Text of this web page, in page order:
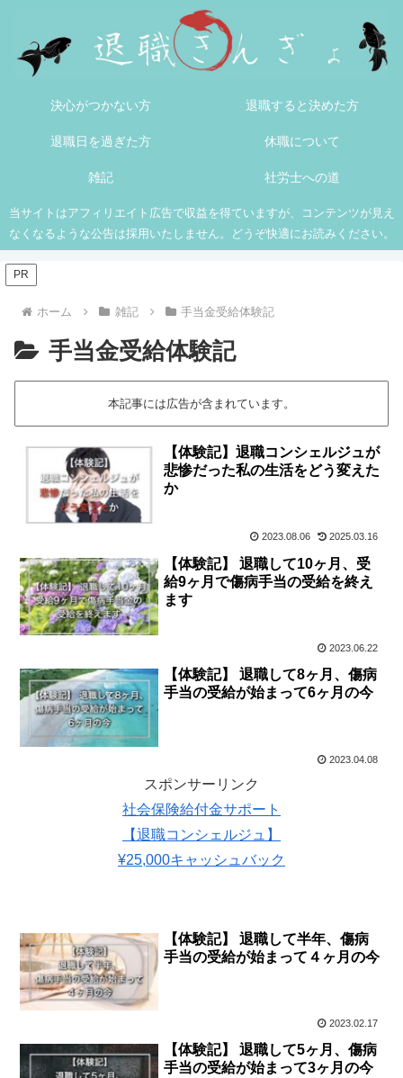
決心がつかない方 退職すると決めた方
退職日を過ぎた方 休職について
雑記 社労士への道
当サイトはアフィリエイト広告で収益を得ていますが、コンテンツが見え
なくなるような公告は採用いたしません。どうぞ快適にお読みください。
PR
ホーム 雑記 手当金受給体験記
手当金受給体験記
本記事には広告が含まれています。
【体験記】退職コンシェルジュが
悲惨だった私の生活をどう変えた
か
2023.08.06 2025.03.16
【体験記】 退職して10ヶ月、受
給9ヶ月で傷病手当の受給を終え
ます
2023.06.22
【体験記】 退職して8ヶ月、傷病
手当の受給が始まって6ヶ月の今
2023.04.08
スポンサーリンク
社会保険給付金サポート
【退職コンシェルジュ】
¥25,000キャッシュバック
【体験記】 退職して半年、傷病
手当の受給が始まって４ヶ月の今
2023.02.17
【体験記】 退職して5ヶ月、傷病
手当の受給が始まって3ヶ月の今